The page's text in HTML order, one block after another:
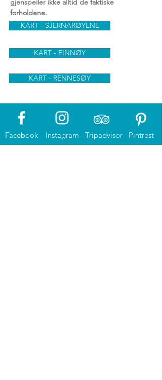
gjenspeiler ikke alltid de faktiske
forholdene.
KART - SJERNARØYENE
KART - FINNØY
KART - RENNESØY
Facebook Instagram Pintrest
Tripadvisor